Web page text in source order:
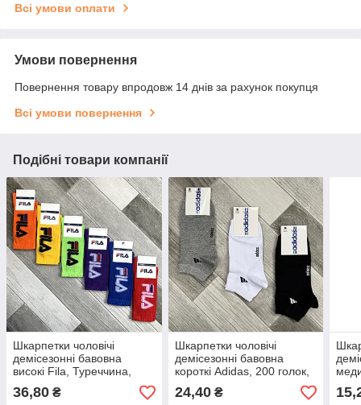
Всі умови оплати
Умови повернення
Повернення товару впродовж 14 днів за рахунок покупця
Всі умови повернення
Подібні товари компанії
Шкарпетки чоловічі
демісезонні бавовна
високі Fila, Туреччина,
розмір 41-45, асорті,
04533
36,80 ₴
Шкарпетки чоловічі
демісезонні бавовна
короткі Adidas, 200 голок,
розмір 41-45, асорті,
06248
24,40₴